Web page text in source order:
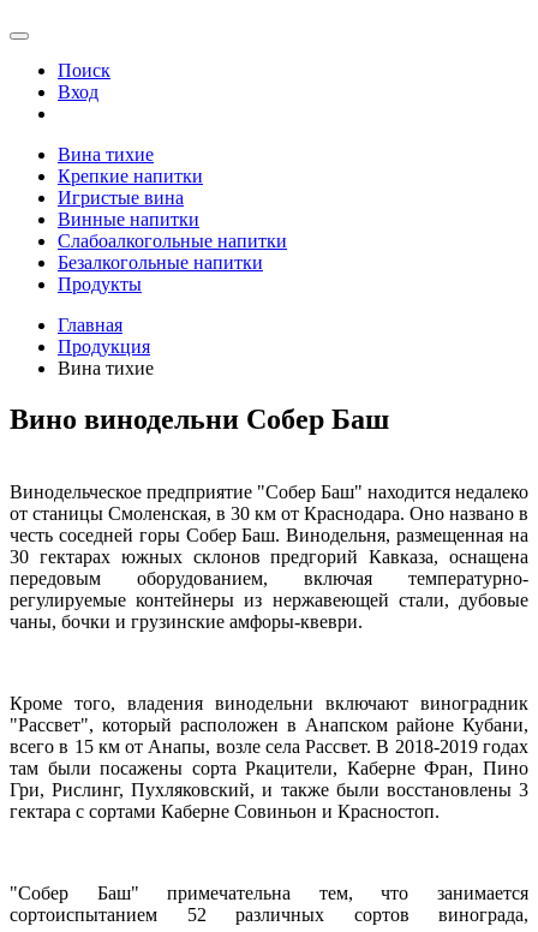
Поиск
Вход
Вина тихие
Крепкие напитки
Игристые вина
Винные напитки
Слабоалкогольные напитки
Безалкогольные напитки
Продукты
Главная
Продукция
Вина тихие
Вино винодельни Собер Баш
Винодельческое предприятие "Собер Баш" находится недалеко
от станицы Смоленская, в 30 км от Краснодара. Оно названо в
честь соседней горы Собер Баш. Винодельня, размещенная на
30 гектарах южных склонов предгорий Кавказа, оснащена
передовым оборудованием, включая температурно-
регулируемые контейнеры из нержавеющей стали, дубовые
чаны, бочки и грузинские амфоры-квеври.
Кроме того, владения винодельни включают виноградник
"Рассвет", который расположен в Анапском районе Кубани,
всего в 15 км от Анапы, возле села Рассвет. В 2018-2019 годах
там были посажены сорта Ркацители, Каберне Фран, Пино
Гри, Рислинг, Пухляковский, и также были восстановлены 3
гектара с сортами Каберне Совиньон и Красностоп.
"Собер Баш" примечательна тем, что занимается
сортоиспытанием 52 различных сортов винограда,